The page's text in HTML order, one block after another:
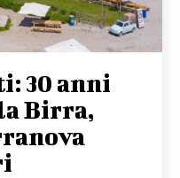
30 anni
Birra,